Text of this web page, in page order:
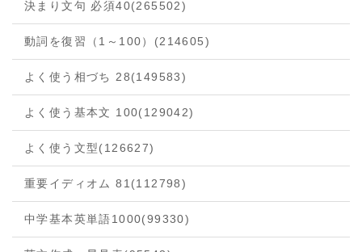
決まり文句 必須40(265502)
動詞を復習（1～100） (214605)
よく使う相づち 28(149583)
よく使う基本文 100(129042)
よく使う文型(126627)
重要イディオム 81 (112798)
中学基本英単語1000(99330)